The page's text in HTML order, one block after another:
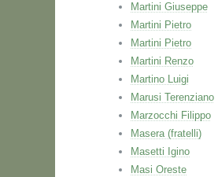
Martini Giuseppe
Martini Pietro
Martini Pietro
Martini Renzo
Martino Luigi
Marusi Terenziano
Marzocchi Filippo
Masera (fratelli)
Masetti Igino
Masi Oreste